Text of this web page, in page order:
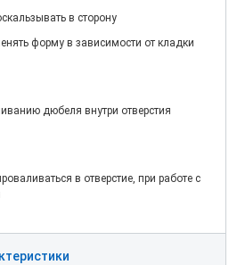
в сторону
форму в зависимости от кладки
дюбеля внутри отверстия
в отверстие, при работе с